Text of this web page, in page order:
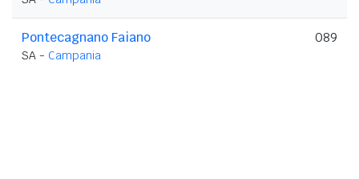
Pontecagnano Faiano
SA - Campania
089